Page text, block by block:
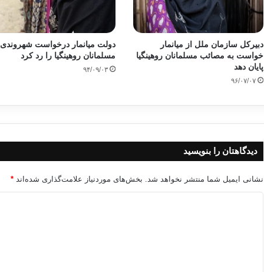
دبیرکل سازمان ملل از میانمار
خواست به مصائب مسلمانان روهینگیا
پایان دهد
۹۶/۰۷/۰۷
دولت میانمار درخواست شهروندی
مسلمانان روهینگیا را رد کرد
۹۴/۰۹/۰۳
دیدگاهتان را بنویسید
نشانی ایمیل شما منتشر نخواهد شد. بخش‌های موردنیاز علامت‌گذاری شده‌اند *